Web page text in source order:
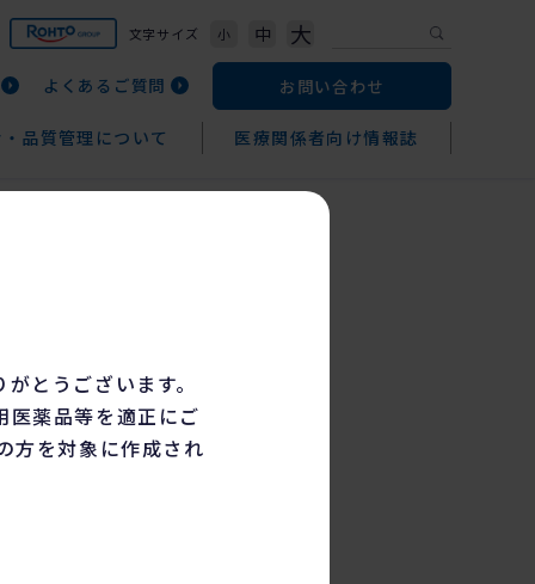
文字サイズ 小 中 大
よくあるご質問 お問い合わせ
品質管理について 医療関係者向け情報誌
とうございます。
医薬品等を適正にご
方を対象に作成され